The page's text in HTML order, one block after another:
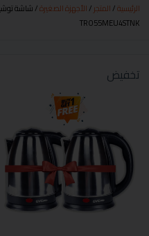
الرئيسية/المتجر/الأجهزة الصغيرة
TRO55MEU4STNK
تخفيض